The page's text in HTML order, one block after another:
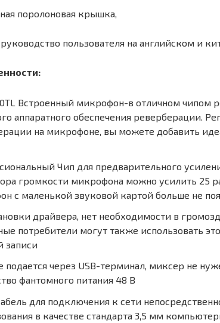
поролоновая крышка,
пользователя на английском и
Встроенный микрофон-в отличном чипом
аппаратного обеспечения реверберации.
на микрофоне, вы можете добавить
Чип для предварительного
громкости микрофона можно усилить 25
с маленькой звуковой картой больше не
драйвера, нет необходимости в
потребители могут также использовать
записи
подается через USB-терминал, миксер не
фантомного питания 48 В
для подключения к сети
в качестве стандарта 3,5 мм